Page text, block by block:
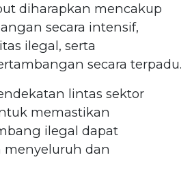
diharapkan mencakup
secara intensif,
ilegal, serta
secara terpadu.
lintas sektor
memastikan
ilegal dapat
menyeluruh dan